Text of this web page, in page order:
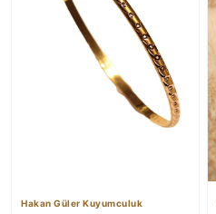
Hakan Güler Kuyumculuk